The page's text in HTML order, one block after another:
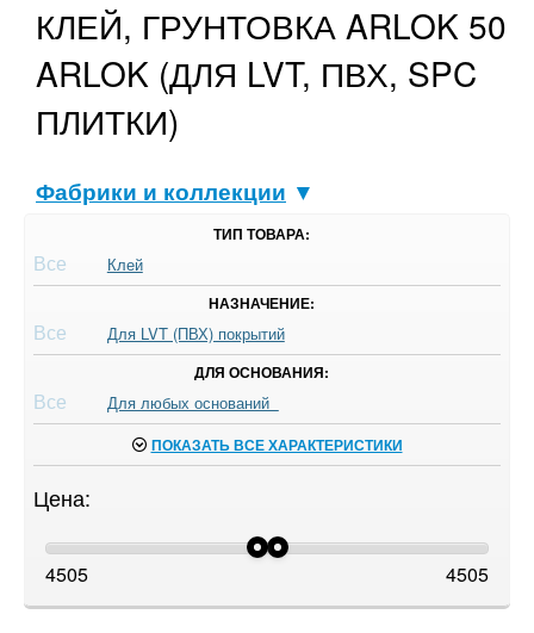
КЛЕЙ, ГРУНТОВКА ARLOK 50
ARLOK (ДЛЯ LVT, ПВХ, SPC
ПЛИТКИ)
Фабрики и коллекции ▼
ТИП ТОВАРА:
Все Клей
НАЗНАЧЕНИЕ:
Все Для LVT (ПВХ) покрытий
ДЛЯ ОСНОВАНИЯ:
Все Для любых оснований
ПОКАЗАТЬ ВСЕ ХАРАКТЕРИСТИКИ
Цена:
4505 4505